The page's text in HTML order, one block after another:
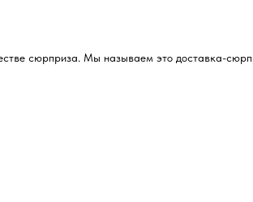
сюрприза. Мы называем это доставка-